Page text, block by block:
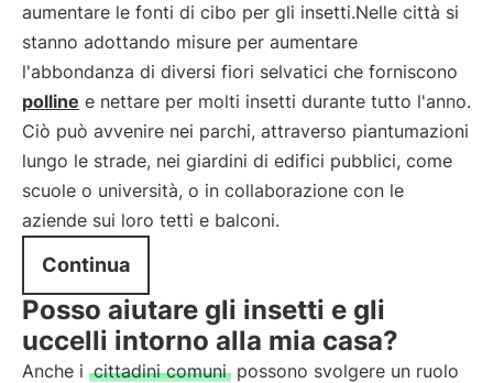
aumentare le fonti di cibo per gli insetti.Nelle città si
stanno adottando misure per aumentare
l'abbondanza di diversi fiori selvatici che forniscono
polline e nettare per molti insetti durante tutto l'anno.
Ciò può avvenire nei parchi, attraverso piantumazioni
lungo le strade, nei giardini di edifici pubblici, come
scuole o università, o in collaborazione con le
aziende sui loro tetti e balconi.
Continua
Posso aiutare gli insetti e gli
uccelli intorno alla mia casa?
Anche i cittadini comuni possono svolgere un ruolo